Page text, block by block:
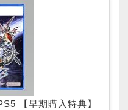
【早期購入特典】